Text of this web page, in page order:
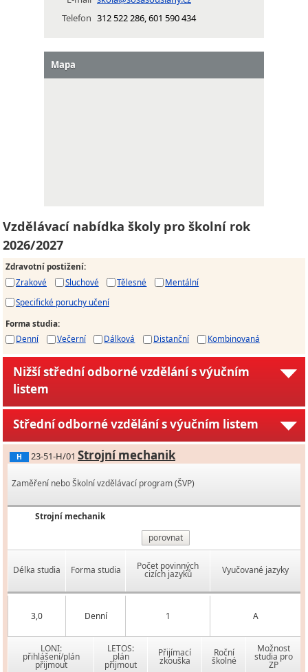
Telefon 312 522 286, 601 590 434
Mapa
Vzdělávací nabídka školy pro školní rok
2026/2027
Zdravotní postižení:
Zrakové
Sluchové Tělesné
Mentální
Specifické poruchy učení
Forma studia:
Denní
Večerní Dálková Distanční Kombinovaná
Nižší střední odborné vzdělání s výučním
listem
Střední odborné vzdělání s výučním listem
H 23-51-H/01 Strojní mechanik
Zaměření nebo Školní vzdělávací program (ŠVP)
Strojní mechanik
porovnat
Délka studia Forma studia Počet povinných
cizích jazyků Vyučované jazyky
3,0 Denní 1 A
LONI:
přihlášení/plán
přijmout
LETOS:
plán
přijmout
Přijímací
zkouška
Roční
školné
Možnost
studia pro
ZP